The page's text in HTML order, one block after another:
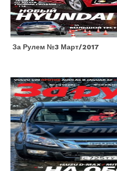
За Рулем №3 Март/2017